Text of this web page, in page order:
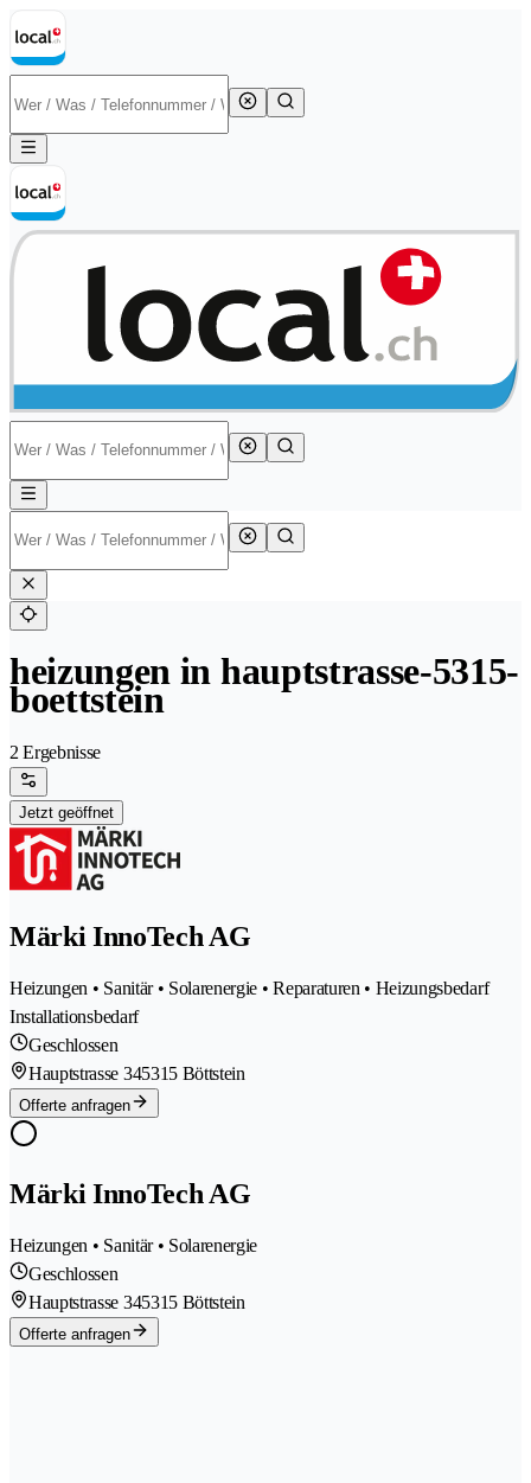
heizungen in hauptstrasse-5315-
boettstein
2 Ergebnisse
Jetzt geöffnet
Märki InnoTech AG
Heizungen • Sanitär • Solarenergie • Reparaturen • Heizungsbedarf
Installationsbedarf
Geschlossen
Hauptstrasse 345315 Böttstein
Offerte anfragen
Märki InnoTech AG
Heizungen • Sanitär • Solarenergie
Geschlossen
Hauptstrasse 345315 Böttstein
Offerte anfragen